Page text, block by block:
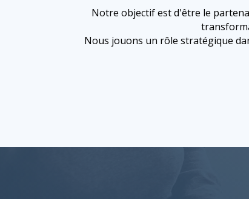
Notre objectif est d'être le
Nous jouons un rôle stratégique